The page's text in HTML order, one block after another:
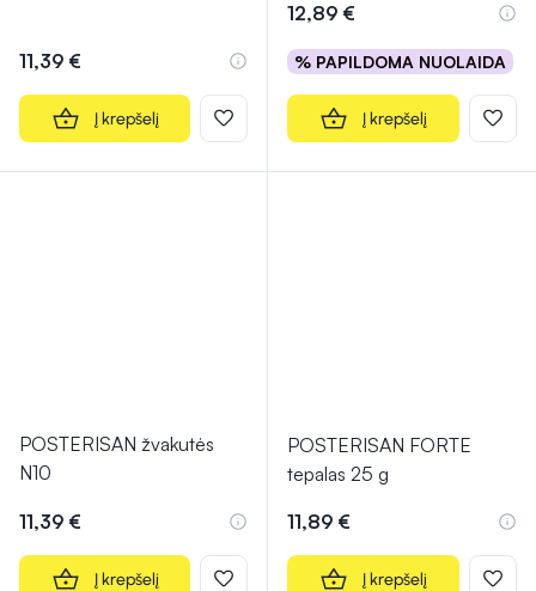
11,39 €
Į krepšelį
12,89 €
% PAPILDOMA NUOLAIDA
Į krepšelį
POSTERISAN žvakutės
N10
11,39 €
Į krepšelį
POSTERISAN FORTE
tepalas 25 g
11,89 €
Į krepšelį